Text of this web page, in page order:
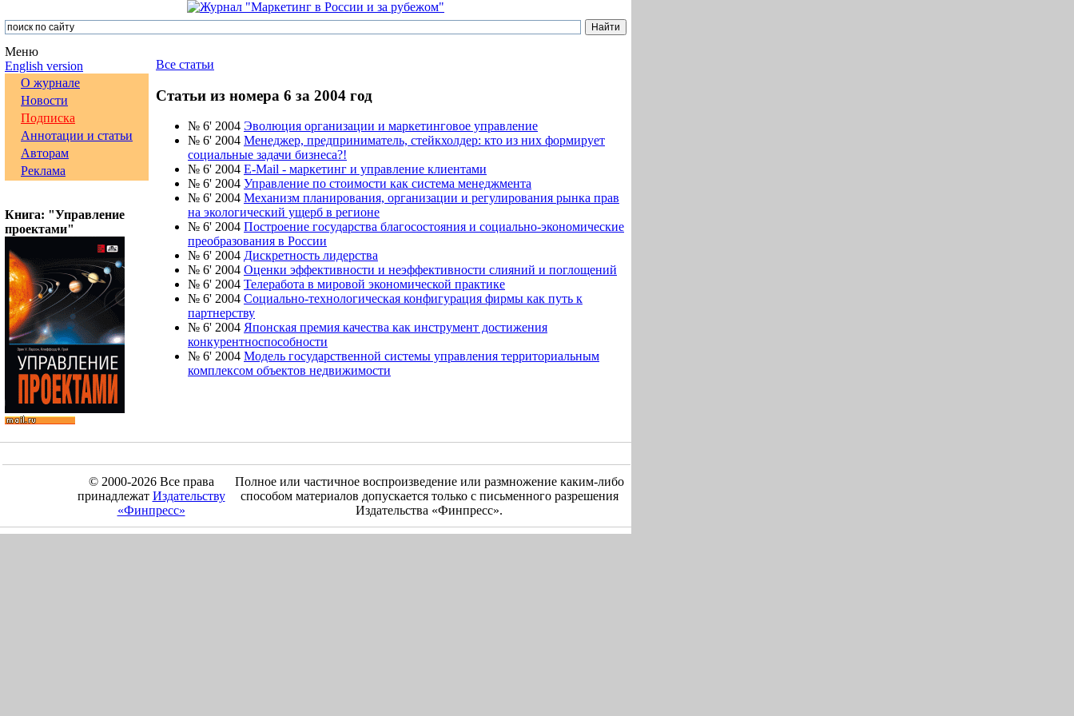
Меню
English version
О журнале
Новости
Подписка
Аннотации и статьи
Авторам
Реклама
Книга: "Управление
проектами"
Все статьи
Статьи из номера 6 за 2004 год
№ 6' 2004 Эволюция организации и маркетинговое управление
№ 6' 2004 Менеджер, предприниматель, стейкхолдер: кто из них формирует
социальные задачи бизнеса?!
№ 6' 2004 E-Mail - маркетинг и управление клиентами
№ 6' 2004 Управление по стоимости как система менеджмента
№ 6' 2004 Механизм планирования, организации и регулирования рынка прав
на экологический ущерб в регионе
№ 6' 2004 Построение государства благосостояния и социально-экономические
преобразования в России
№ 6' 2004 Дискретность лидерства
№ 6' 2004 Оценки эффективности и неэффективности слияний и поглощений
№ 6' 2004 Телеработа в мировой экономической практике
№ 6' 2004 Социально-технологическая конфигурация фирмы как путь к
партнерству
№ 6' 2004 Японская премия качества как инструмент достижения
конкурентноспособности
№ 6' 2004 Модель государственной системы управления территориальным
комплексом объектов недвижимости
© 2000-2026 Все права
принадлежат Издательству
«Финпресс»
Полное или частичное воспроизведение или размножение каким-либо
способом материалов допускается только с письменного разрешения
Издательства «Финпресс».